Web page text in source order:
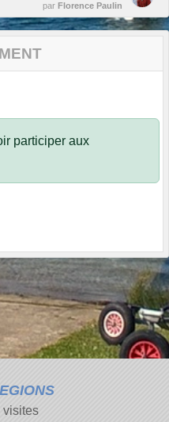
par Florence Paulin
participer aux
visites